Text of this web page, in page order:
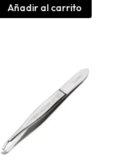
Añadir al carrito